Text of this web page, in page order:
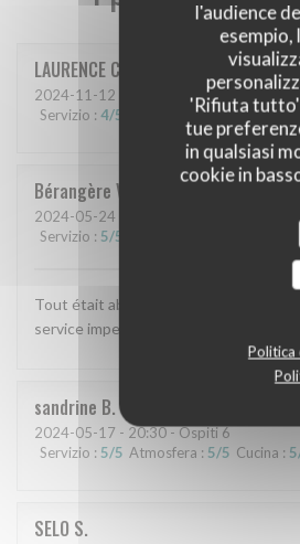
l'audience
esempio,
'Rifiuta tutto'
tue
in qualsiasi
cookie in
Politica
LAURENCE C
2024-11-12 - 12:45 - Ospiti 3
Servizio : 4/5 Atmosfera:4/5 Cucina: 4
Bérangère V
2024-05-24
Servizio : 5/5
Tout était absolument délicieux , un
service impeccables .
sandrine B
2024-05-17 - 20:30 - Ospiti 6
Servizio : 5/5 Atmosfera : 5/5 Cucina : 5
SELO S